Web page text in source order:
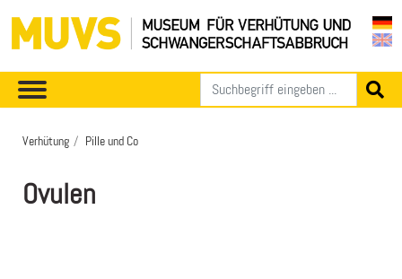
Verhütung Pille und Co
Ovulen